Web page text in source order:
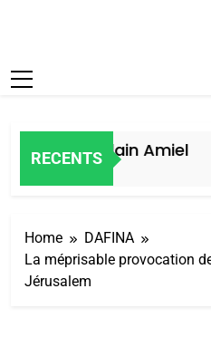
RECENTS
par Alain Amiel
Home
DAFINA
La méprisable provocation
Jérusalem